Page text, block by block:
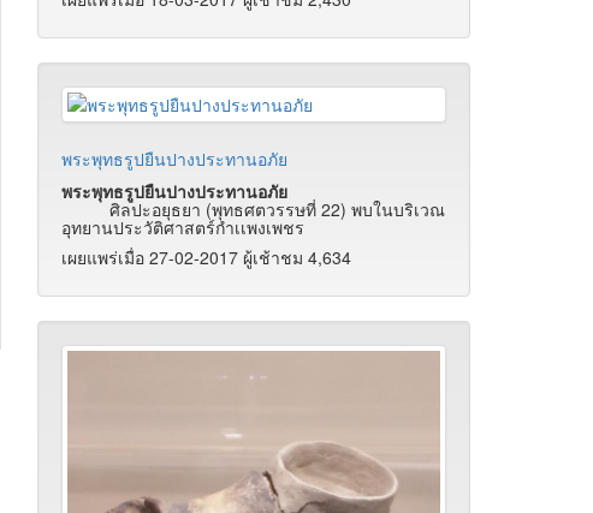
พระพุทธรูปยืนปางประทานอภัย
พระพุทธรูปยืนปางประทานอภัย
ศิลปะอยุธยา (พุทธศตวรรษที่ 22) พบในบริเวณ
อุทยานประวัติศาสตร์กำเเพงเพชร
เผยแพร่เมื่อ 27-02-2017 ผู้เช้าชม 4,634